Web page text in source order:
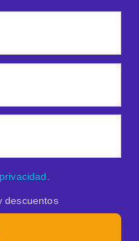
.
descuentos